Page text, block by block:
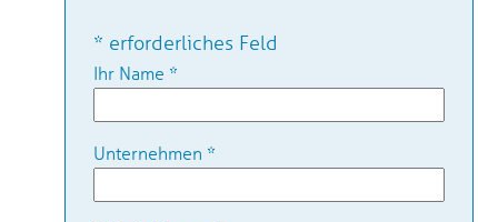
* erforderliches Feld
Ihr Name *
Unternehmen *